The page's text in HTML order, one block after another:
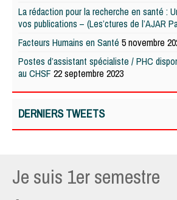
La rédaction pour la recherche en santé :
vos publications – (Les’ctures de l’AJAR
Facteurs Humains en Santé 5 novembre
Postes d’assistant spécialiste / PHC
au CHSF 22 septembre 2023
DERNIERS TWEETS
Je suis 1er semestre